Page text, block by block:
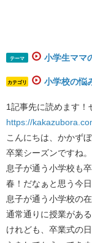
テーマ 小学生ママ
カテゴリ 小学校の悩
1記事先に読めます！
https://
こんにちは、かかずぼ
卒業シーズンですね。
息子が通う小学校も
春！だなぁと思う今日
息子が通う小学校の
通常通りに授業がある
けれども、卒業式の